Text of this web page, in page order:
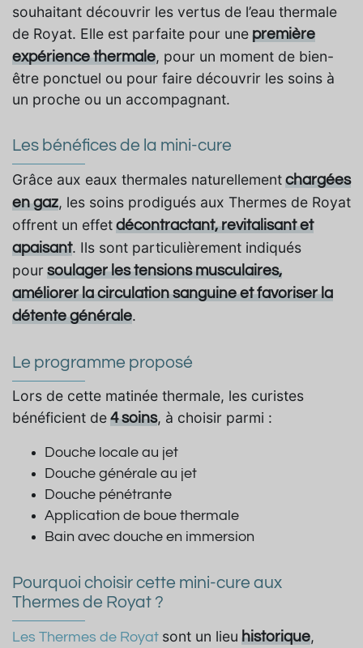
souhaitant découvrir les vertus de l’eau thermale
de Royat. Elle est parfaite pour une première
expérience thermale, pour un moment de bien-
être ponctuel ou pour faire découvrir les soins à
un proche ou un accompagnant.
Les bénéfices de la mini-cure
Grâce aux eaux thermales naturellement chargées
en gaz, les soins prodigués aux Thermes de Royat
offrent un effet décontractant, revitalisant et
apaisant. Ils sont particulièrement indiqués
pour soulager les tensions musculaires,
améliorer la circulation sanguine et favoriser la
détente générale.
Le programme proposé
Lors de cette matinée thermale, les curistes
bénéficient de 4 soins, à choisir parmi :
Douche locale au jet
Douche générale au jet
Douche pénétrante
Application de boue thermale
Bain avec douche en immersion
Pourquoi choisir cette mini-cure aux
Thermes de Royat ?
Les Thermes de Royat sont un lieu historique,